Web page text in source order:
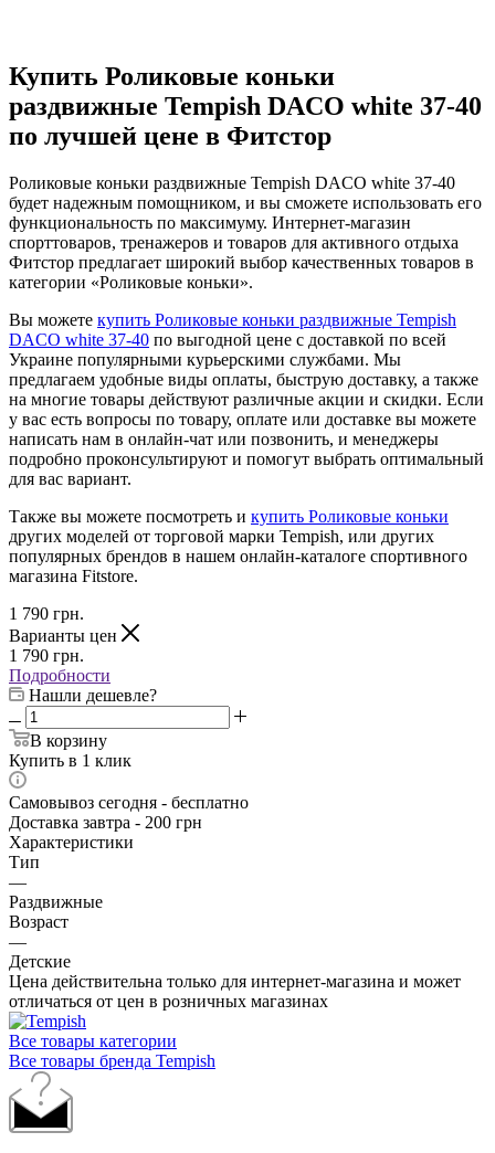
Купить Роликовые коньки
раздвижные Tempish DACO white 37-40
по лучшей цене в Фитстор
Роликовые коньки раздвижные Tempish DACO white 37-40
будет надежным помощником, и вы сможете использовать его
функциональность по максимуму. Интернет-магазин
спорттоваров, тренажеров и товаров для активного отдыха
Фитстор предлагает широкий выбор качественных товаров в
категории «Роликовые коньки».
Вы можете купить Роликовые коньки раздвижные Tempish
DACO white 37-40 по выгодной цене с доставкой по всей
Украине популярными курьерскими службами. Мы
предлагаем удобные виды оплаты, быструю доставку, а также
на многие товары действуют различные акции и скидки. Если
у вас есть вопросы по товару, оплате или доставке вы можете
написать нам в онлайн-чат или позвонить, и менеджеры
подробно проконсультируют и помогут выбрать оптимальный
для вас вариант.
Также вы можете посмотреть и купить Роликовые коньки
других моделей от торговой марки Tempish, или других
популярных брендов в нашем онлайн-каталоге спортивного
магазина Fitstore.
1 790 грн.
Варианты цен
1 790 грн.
Подробности
Нашли дешевле?
В корзину
Купить в 1 клик
Самовывоз сегодня - бесплатно
Доставка завтра - 200 грн
Характеристики
Тип
—
Раздвижные
Возраст
—
Детские
Цена действительна только для интернет-магазина и может
отличаться от цен в розничных магазинах
Все товары категории
Все товары бренда Tempish